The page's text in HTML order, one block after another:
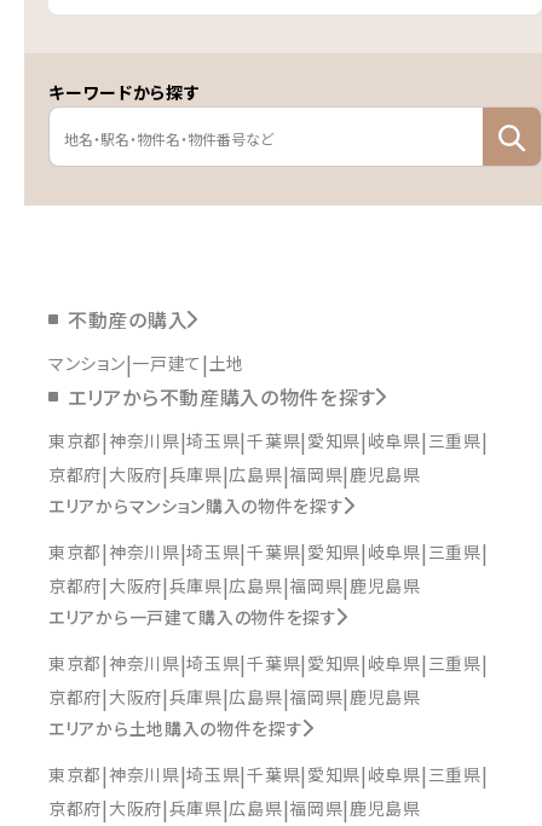
キーワードから探す
不動産の購入
マンション 一戸建て 土地
エリアから不動産購入の物件を探す
東京都 神奈川県 埼玉県 千葉県 愛知県 岐阜県 三重県
京都府 大阪府 兵庫県 広島県 福岡県 鹿児島県
エリアからマンション購入の物件を探す
東京都 神奈川県 埼玉県 千葉県 愛知県 岐阜県 三重県
京都府 大阪府 兵庫県 広島県 福岡県 鹿児島県
エリアから一戸建て購入の物件を探す
東京都 神奈川県 埼玉県 千葉県 愛知県 岐阜県 三重県
京都府 大阪府 兵庫県 広島県 福岡県 鹿児島県
エリアから土地購入の物件を探す
東京都 神奈川県 埼玉県 千葉県 愛知県 岐阜県 三重県
京都府 大阪府 兵庫県 広島県 福岡県 鹿児島県